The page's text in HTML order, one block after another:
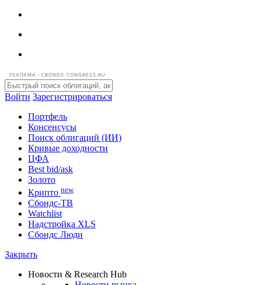
РЕКЛАМА • CBONDS-CONGRESS.RU
Войти Зарегистрироваться
Портфель
Консенсусы
Поиск облигаций (ИИ)
Кривые доходности
ЦФА
Best bid/ask
Золото
Крипто new
Сбондс-ТВ
Watchlist
Надстройка XLS
Сбондс Люди
Закрыть
Новости & Research Hub